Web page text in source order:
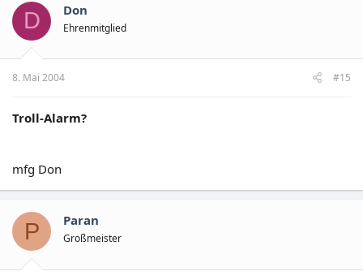
D Don
Ehrenmitglied
8. Mai 2004 #15
Troll-Alarm?
mfg Don
P Paran
Großmeister